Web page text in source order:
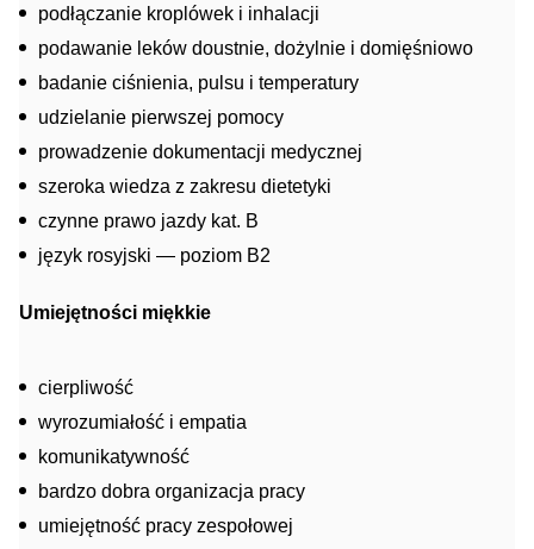
podłączanie kroplówek i inhalacji
podawanie leków doustnie, dożylnie i domięśniowo
badanie ciśnienia, pulsu i temperatury
udzielanie pierwszej pomocy
prowadzenie dokumentacji medycznej
szeroka wiedza z zakresu dietetyki
czynne prawo jazdy kat. B
język rosyjski — poziom B2
Umiejętności miękkie
cierpliwość
wyrozumiałość i empatia
komunikatywność
bardzo dobra organizacja pracy
umiejętność pracy zespołowej